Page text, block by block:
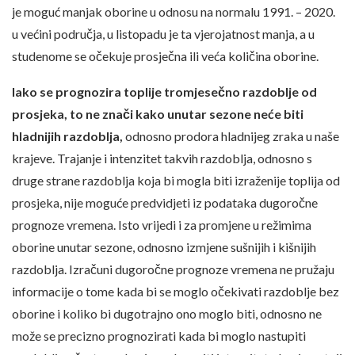
je moguć manjak oborine u odnosu na normalu 1991. – 2020.
u većini područja, u listopadu je ta vjerojatnost manja, a u
studenome se očekuje prosječna ili veća količina oborine.
Iako se prognozira toplije tromjesečno razdoblje od
prosjeka, to ne znači kako unutar sezone neće biti
hladnijih razdoblja, odnosno prodora hladnijeg zraka u naše
krajeve. Trajanje i intenzitet takvih razdoblja, odnosno s
druge strane razdoblja koja bi mogla biti izraženije toplija od
prosjeka, nije moguće predvidjeti iz podataka dugoročne
prognoze vremena. Isto vrijedi i za promjene u režimima
oborine unutar sezone, odnosno izmjene sušnijih i kišnijih
razdoblja. Izračuni dugoročne prognoze vremena ne pružaju
informacije o tome kada bi se moglo očekivati razdoblje bez
oborine i koliko bi dugotrajno ono moglo biti, odnosno ne
može se precizno prognozirati kada bi moglo nastupiti